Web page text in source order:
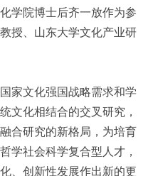
学院博士后齐一放作为参
授、山东大学文化产业研
文化强国战略需求和学
文化相结合的交叉研究，
合研究的新格局，为培育
学社会科学复合型人才，
、创新性发展作出新的更